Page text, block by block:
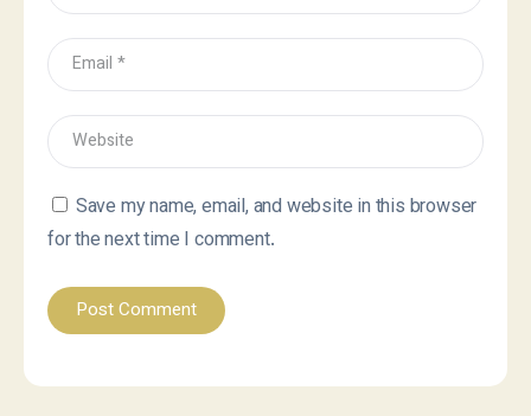
Save my name, email, and website in this browser
for the next time I comment.